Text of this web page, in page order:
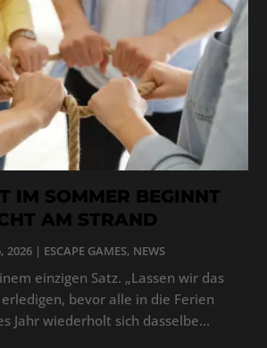
IM SOMMER BEGINNT
AM STRAND
2026| ESCAPE GAMES, NEWS
einzigen Satz. „Lassen wir das
bevor alle in die Ferien
Jahr wiederholt sich dasselbe...